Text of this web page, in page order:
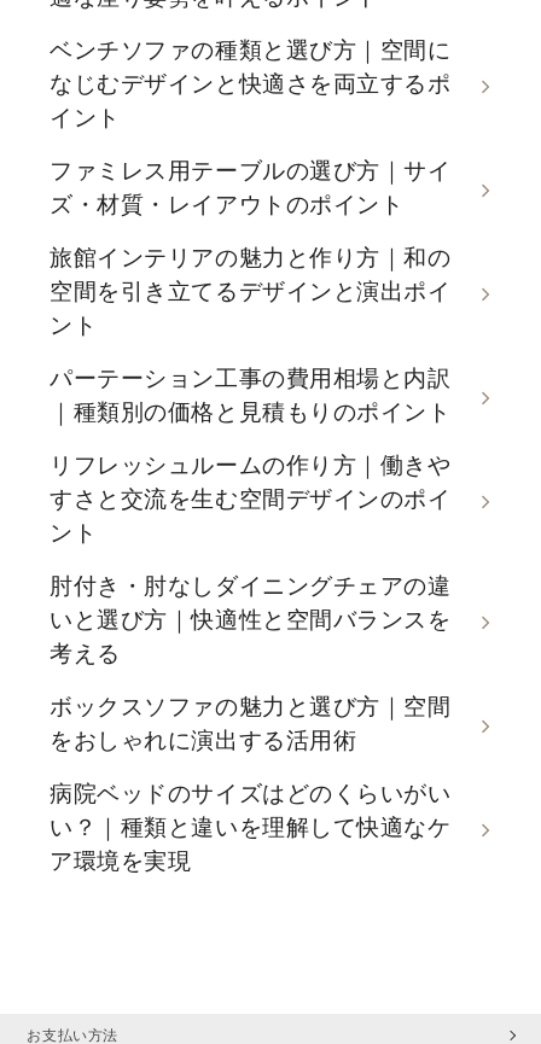
ベンチソファの種類と選び方｜空間に
なじむデザインと快適さを両立するポ
イント
ファミレス用テーブルの選び方｜サイ
ズ・材質・レイアウトのポイント
旅館インテリアの魅力と作り方｜和の
空間を引き立てるデザインと演出ポイ
ント
パーテーション工事の費用相場と内訳
｜種類別の価格と見積もりのポイント
リフレッシュルームの作り方｜働きや
すさと交流を生む空間デザインのポイ
ント
肘付き・肘なしダイニングチェアの違
いと選び方｜快適性と空間バランスを
考える
ボックスソファの魅力と選び方｜空間
をおしゃれに演出する活用術
病院ベッドのサイズはどのくらいがい
い？｜種類と違いを理解して快適なケ
ア環境を実現
お支払い方法